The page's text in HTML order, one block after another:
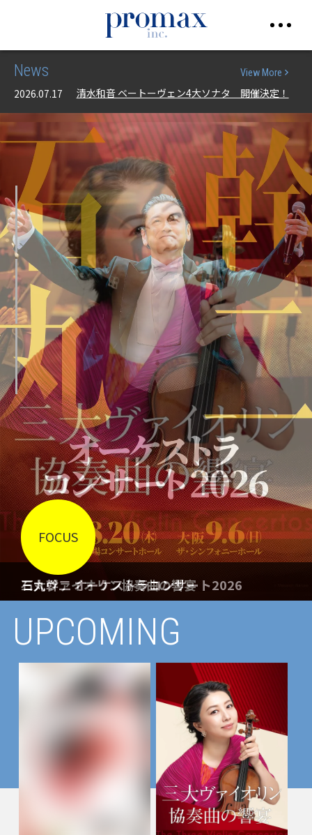
News
2026.06.12
インターステラー LIVE開催決定！！！
2026.07.17
清水和音 ベートーヴェン4大ソナタ 開催決定！
2026.06.12
インターステラー LIVE開催決定！！！
2026.07.17
清水和音 ベートーヴェン4大ソナタ 開催決定！
View More
篠崎マロ史紀の「おんがくは まほう」コンサー
ト
三大ヴァイオリン協奏曲の響宴
石丸幹二 オーケストラコンサート2026
UPCOMING